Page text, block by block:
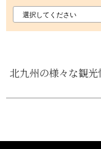
北九州の様々な観